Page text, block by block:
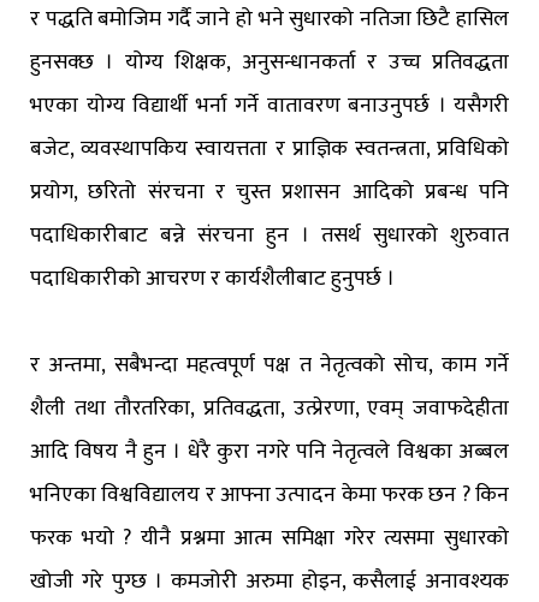
र पद्धति बमोजिम गर्दै जाने हो भने सुधारको नतिजा छिटै हासिल
हुनसक्छ । योग्य शिक्षक, अनुसन्धानकर्ता र उच्च प्रतिवद्धता
भएका योग्य विद्यार्थी भर्ना गर्ने वातावरण बनाउनुपर्छ । यसैगरी
बजेट, व्यवस्थापकिय स्वायत्तता र प्राज्ञिक स्वतन्त्रता, प्रविधिको
प्रयोग, छरितो संरचना र चुस्त प्रशासन आदिको प्रबन्ध पनि
पदाधिकारीबाट बन्ने संरचना हुन । तसर्थ सुधारको शुरुवात
पदाधिकारीको आचरण र कार्यशैलीबाट हुनुपर्छ ।
र अन्तमा, सबैभन्दा महत्वपूर्ण पक्ष त नेतृत्वको सोच, काम गर्ने
शैली तथा तौरतरिका, प्रतिवद्धता, उत्प्रेरणा, एवम् जवाफदेहीता
आदि विषय नै हुन । धेरै कुरा नगरे पनि नेतृत्वले विश्वका अब्बल
भनिएका विश्वविद्यालय र आफ्ना उत्पादन केमा फरक छन ? किन
फरक भयो ? यीनै प्रश्नमा आत्म समिक्षा गरेर त्यसमा सुधारको
खोजी गरे पुग्छ । कमजोरी अरुमा होइन, कसैलाई अनावश्यक